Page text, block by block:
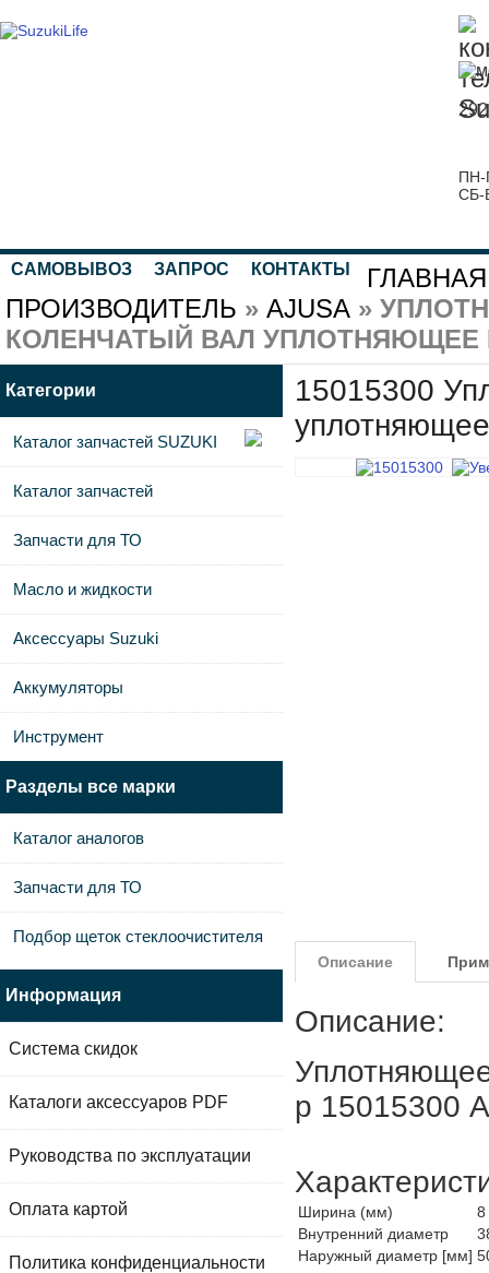
ПН-
СБ-
САМОВЫВОЗ ЗАПРОС КОНТАКТЫ ГЛАВНАЯ
ПРОИЗВОДИТЕЛЬ » AJUSA »
КОЛЕНЧАТЫЙ ВАЛ УПЛОТНЯЮЩЕЕ
15015300
Описание
Описание:
р 15015300
Ширина (мм)
8
Внутренний диаметр
Наружный диаметр [мм]
Категории
Каталог запчастей SUZUKI
Каталог запчастей
Запчасти для ТО
Масло и жидкости
Аксессуары Suzuki
Аккумуляторы
Инструмент
Разделы все марки
Каталог аналогов
Запчасти для ТО
Подбор щеток стеклоочистителя
Информация
Система скидок
Каталоги аксессуаров PDF
Руководства по эксплуатации
Оплата картой
Политика конфиденциальности